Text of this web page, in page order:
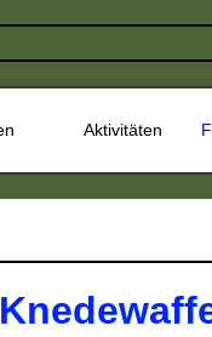
Aktivitäten